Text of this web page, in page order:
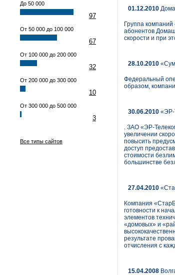
До 50 000
97
От 50 000 до 100 000
67
От 100 000 до 200 000
32
От 200 000 до 300 000
10
От 300 000 до 500 000
3
Все типы сайтов
01.12.2010
Группа
абонентов
скорости и при
28.10.2010
Федеральный
образом,
30.06.2010 «ЭР-
. ЗАО «ЭР-
увеличении
повысить
доступ
стоимости
большинстве
27.04.2010
Компания
готовности к
элементов
«домовых» и
результате
отчисления с
15.04.2008